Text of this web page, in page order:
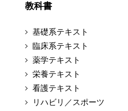
教科書
基礎系テキスト
臨床系テキスト
薬学テキスト
栄養テキスト
看護テキスト
リハビリ／スポーツ